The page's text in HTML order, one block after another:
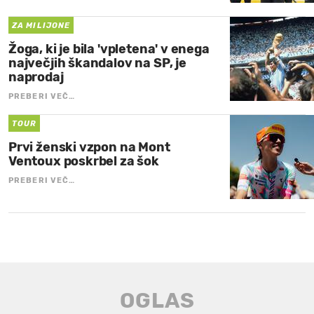
ZA MILIJONE
Žoga, ki je bila 'vpletena' v enega
največjih škandalov na SP, je
naprodaj
PREBERI VEČ…
TOUR
Prvi ženski vzpon na Mont
Ventoux poskrbel za šok
PREBERI VEČ…